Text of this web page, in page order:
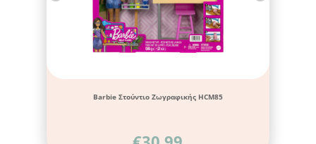
Barbie Στούντιο Ζωγραφικής HCM85